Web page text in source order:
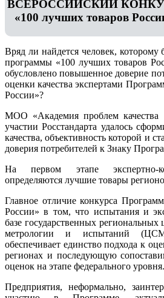
ВСЕРОССИЙСКИЙ
«100 лучших товаров
Вряд ли найдется человек,
программы «100 лучших товаров
обусловлено повышенное доверие
оценки качества экспертами
России»?
МОО «Академия проблем
участии Росстандарта удалось
качества, объективность которой и
доверия потребителей к Знаку
На первом этапе экспертно-
определяются лучшие товары
Главное отличие конкурса
России» в том, что испытания и
базе государственных региональных
метрологии и испытаний
обеспечивает единство подхода к
регионах и последующую
оценок на этапе федерального уровня.
Предприятия, неформально,